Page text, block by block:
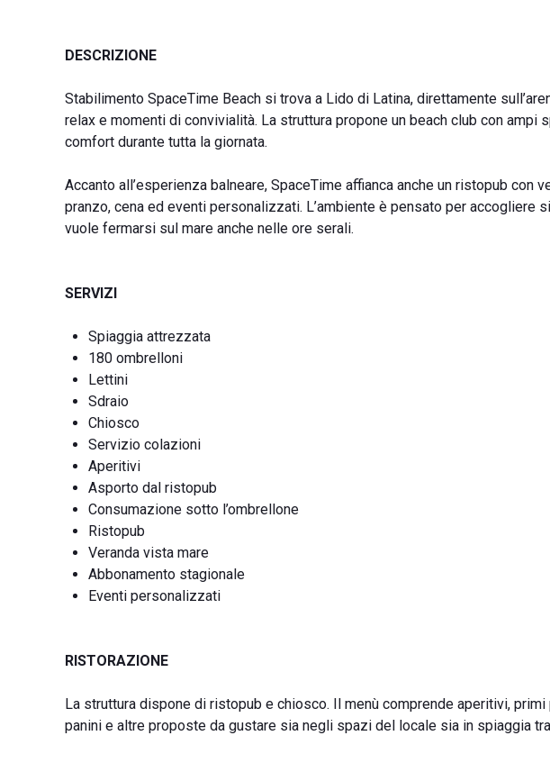
DESCRIZIONE
Stabilimento SpaceTime Beach si trova a Lido di Latina, direttamente
relax e momenti di convivialità. La struttura propone un beach club con
comfort durante tutta la giornata.
Accanto all’esperienza balneare, SpaceTime affianca anche un ristopub con
pranzo, cena ed eventi personalizzati. L’ambiente è pensato per accogliere
vuole fermarsi sul mare anche nelle ore serali.
SERVIZI
Spiaggia attrezzata
180 ombrelloni
Lettini
Sdraio
Chiosco
Servizio colazioni
Aperitivi
Asporto dal ristopub
Consumazione sotto l’ombrellone
Ristopub
Veranda vista mare
Abbonamento stagionale
Eventi personalizzati
RISTORAZIONE
La struttura dispone di ristopub e chiosco. Il menù comprende aperitivi,
panini e altre proposte da gustare sia negli spazi del locale sia in spiaggia